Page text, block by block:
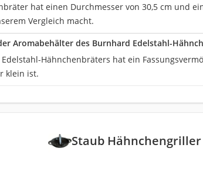
hat einen Durchmesser von 30,5 cm und
Vergleich macht.
Aromabehälter des Burnhard Edelstahl-
Hähnchenbräters hat ein
klein ist.
Staub Hähnchengriller